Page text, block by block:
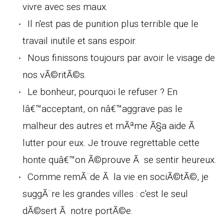
vivre avec ses maux.
Il n'est pas de punition plus terrible que le
travail inutile et sans espoir.
Nous finissons toujours par avoir le visage de
nos vÃ©ritÃ©s.
Le bonheur, pourquoi le refuser ? En
lâ€™acceptant, on nâ€™aggrave pas le
malheur des autres et mÃªme Ã§a aide Ã
lutter pour eux. Je trouve regrettable cette
honte quâ€™on Ã©prouve Ã se sentir heureux.
Comme remÃ¨de Ã la vie en sociÃ©tÃ©, je
suggÃ¨re les grandes villes : c'est le seul
dÃ©sert Ã notre portÃ©e.